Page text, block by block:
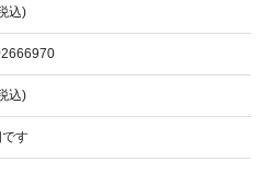
込)
込)
す